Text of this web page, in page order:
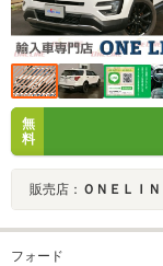
無
料
販売店： ＯＮＥＬＩＮ
フォード